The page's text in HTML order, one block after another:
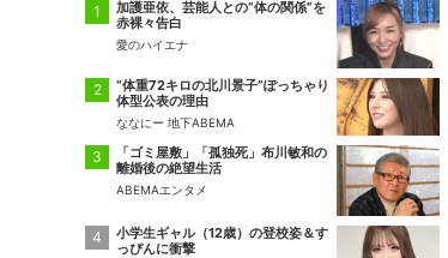
加護亜依、芸能人との“体の関係”を
赤裸々告白
愛のハイエナ
“体重72キロの北川景子”ぽっちゃり
体型公表の理由
ななにー 地下ABEMA
「ゴミ屋敷」「孤独死」布川敏和の
離婚後の絶望生活
ABEMAエンタメ
小学生ギャル（12歳）の登校姿＆す
っぴんに衝撃